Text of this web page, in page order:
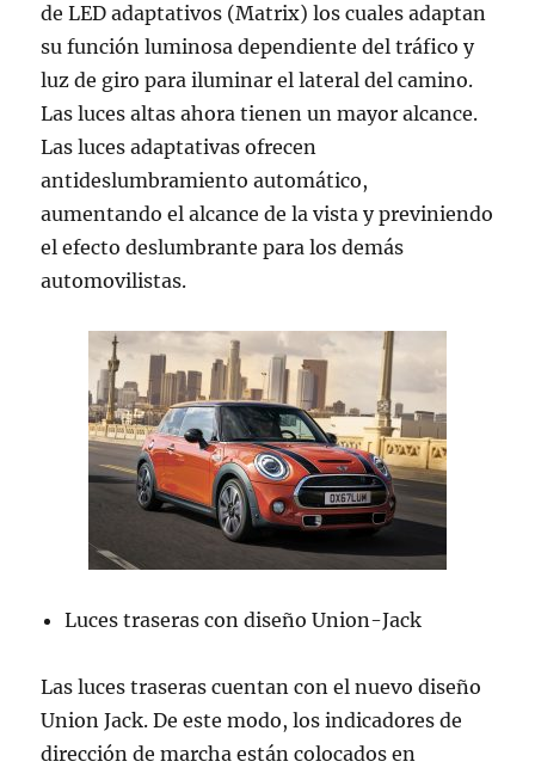
de LED adaptativos (Matrix) los cuales adaptan
su función luminosa dependiente del tráfico y
luz de giro para iluminar el lateral del camino.
Las luces altas ahora tienen un mayor alcance.
Las luces adaptativas ofrecen
antideslumbramiento automático,
aumentando el alcance de la vista y previniendo
el efecto deslumbrante para los demás
automovilistas.
Luces traseras con diseño Union-Jack
Las luces traseras cuentan con el nuevo diseño
Union Jack. De este modo, los indicadores de
dirección de marcha están colocados en